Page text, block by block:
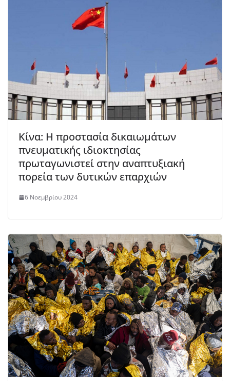
Κίνα: Η προστασία δικαιωμάτων
πνευματικής ιδιοκτησίας
πρωταγωνιστεί στην αναπτυξιακή
πορεία των δυτικών επαρχιών
6 Νοεμβρίου 2024